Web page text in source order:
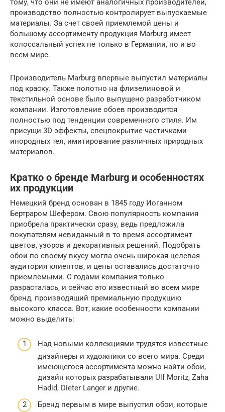
тому, что они не имеют аналогичных производителей,
производство полностью контролирует выпускаемые
материалы. За счет своей приемлемой цены и
большому ассортименту продукция Marburg имеет
колоссальный успех не только в Германии, но и во
всем мире.
Производитель Marburg впервые выпустил материалы
под краску. Также полотно на флизелиновой и
текстильной основе было выпущено разработчиком
компании. Изготовление обоев производится
полностью под тенденции современного стиля. Им
присущи 3D эффекты, спецпокрытие частичками
инородных тел, имитирование различных природных
материалов.
Кратко о бренде Marburg и особенностях
их продукции
Немецкий бренд основан в 1845 году Иоганном
Бертраром Шефером. Свою популярность компания
приобрела практически сразу, ведь предложила
покупателям невиданный в то время ассортимент
цветов, узоров и декоративных решений. Подобрать
обои по своему вкусу могла очень широкая целевая
аудитория клиентов, и цены оставались достаточно
приемлемыми. С годами компания только
разрасталась, и сейчас это известный во всем мире
бренд, производящий премиальную продукцию
высокого класса. Вот, какие особенности компании
можно выделить:
Над новыми коллекциями трудятся известные
дизайнеры и художники со всего мира. Среди
имеющегося ассортимента можно найти обои,
дизайн которых разрабатывали Ulf Moritz, Zaha
Hadid, Dieter Langer и другие.
Бренд первым в мире выпустил обои, которые